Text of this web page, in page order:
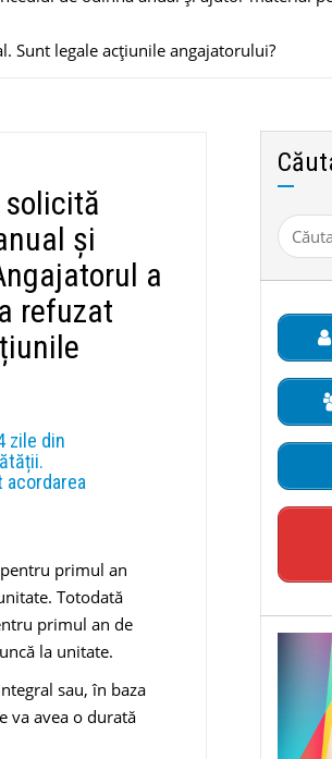
Sunt legale acțiunile angajatorului?
și
a
refuzat
zile din
acordarea
primul an
Totodată
primul an de
la unitate.
sau, în baza
va avea o durată
Caută
după: